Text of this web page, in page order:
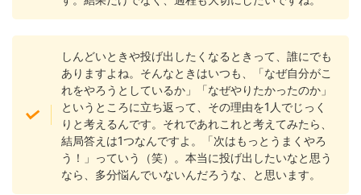
しんどいときや投げ出したくなるときって、誰にでも
ありますよね。そんなときはいつも、「なぜ自分がこ
れをやろうとしているか」「なぜやりたかったのか」
というところに立ち返って、その理由を1人でじっく
りと考えるんです。それであれこれと考えてみたら、
結局答えは1つなんですよ。「次はもっとうまくやろ
う！」っていう（笑）。本当に投げ出したいなと思う
なら、多分悩んでいないんだろうな、と思います。